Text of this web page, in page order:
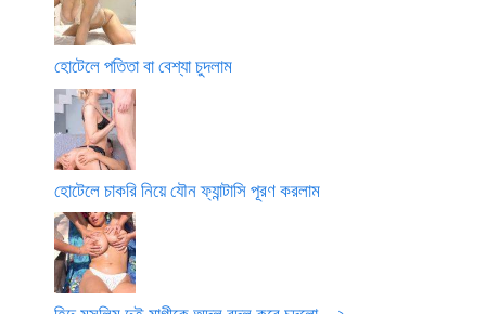
হোটেলে পতিতা বা বেশ্যা চুদলাম
হোটেলে চাকরি নিয়ে যৌন ফ্যান্টাসি পূরণ করলাম